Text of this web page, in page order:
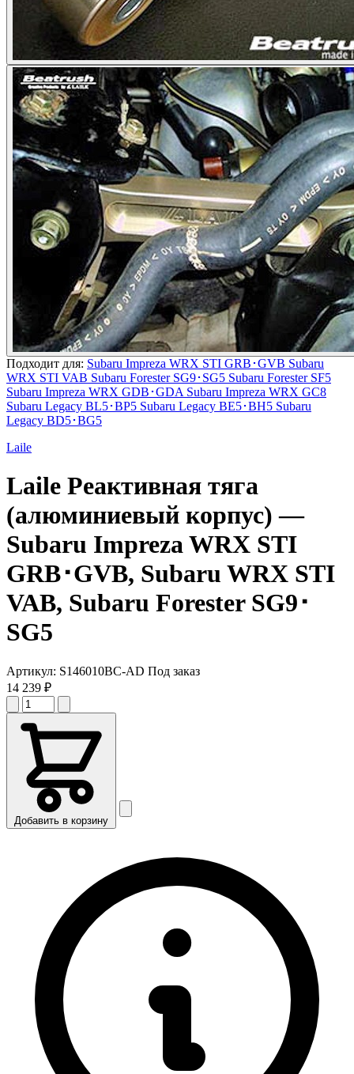
Подходит для: Subaru Impreza WRX STI GRB･GVB Subaru
WRX STI VAB Subaru Forester SG9･SG5 Subaru Forester SF5
Subaru Impreza WRX GDB･GDA Subaru Impreza WRX GC8
Subaru Legacy BL5･BP5 Subaru Legacy BE5･BH5 Subaru
Legacy BD5･BG5
Laile
Laile Реактивная тяга
(алюминиевый корпус)—
Subaru Impreza WRX STI
GRB･GVB, Subaru WRX STI
VAB, Subaru Forester SG9･
SG5
Артикул: S146010BC-AD Под заказ
14 239 ₽
Добавить в корзину